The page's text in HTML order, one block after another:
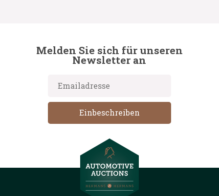
Melden Sie sich für unseren
Newsletter an